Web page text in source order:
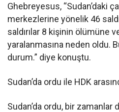
Ghebreyesus, “Sudan’daki
merkezlerine yönelik 46
saldırılar 8 kişinin ölümüne
yaralanmasına neden oldu.
durum.” diye konuştu.
Sudan’da ordu ile HDK
Sudan’da ordu, bir